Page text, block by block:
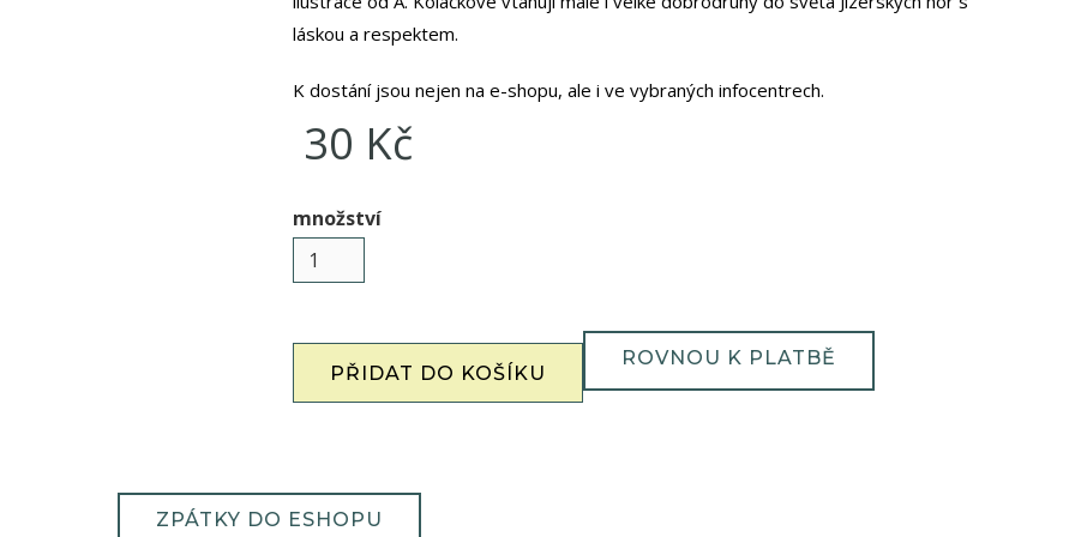
láskou a respektem.
K dostání jsou nejen na e-shopu, ale i ve vybraných infocentrech.
30 Kč
množství
ROVNOU K PLATBĚ
ZPÁTKY DO ESHOPU